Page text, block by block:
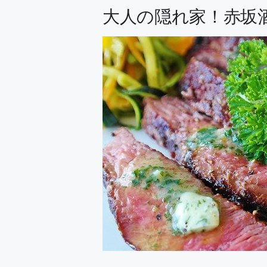
大人の隠れ家！赤坂